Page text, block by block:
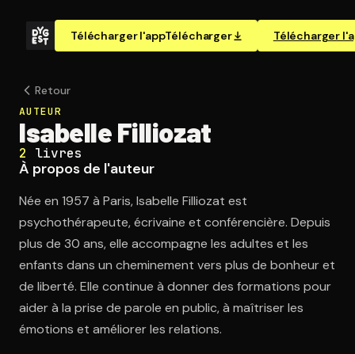
Télécharger l'appTélécharger Télécharger
Retour
AUTEUR
Isabelle Filliozat
2 livres
À propos de l'auteur
Née en 1957 à Paris, Isabelle Filliozat est
psychothérapeute, écrivaine et conférencière. Depuis
plus de 30 ans, elle accompagne les adultes et les
enfants dans un cheminement vers plus de bonheur et
de liberté. Elle continue à donner des formations pour
aider à la prise de parole en public, à maîtriser les
émotions et améliorer les relations.